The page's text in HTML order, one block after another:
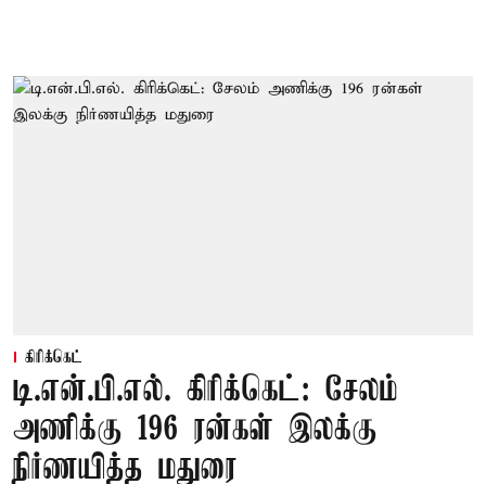
கிரிக்கெட்
டி.என்.பி.எல். கிரிக்கெட்: சேலம்
அணிக்கு 196 ரன்கள் இலக்கு
நிர்ணயித்த மதுரை